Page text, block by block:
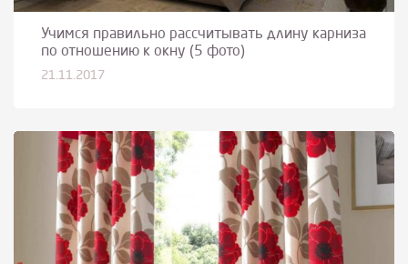
Учимся правильно рассчитывать длину карниза
по отношению к окну (5 фото)
21.11.2017